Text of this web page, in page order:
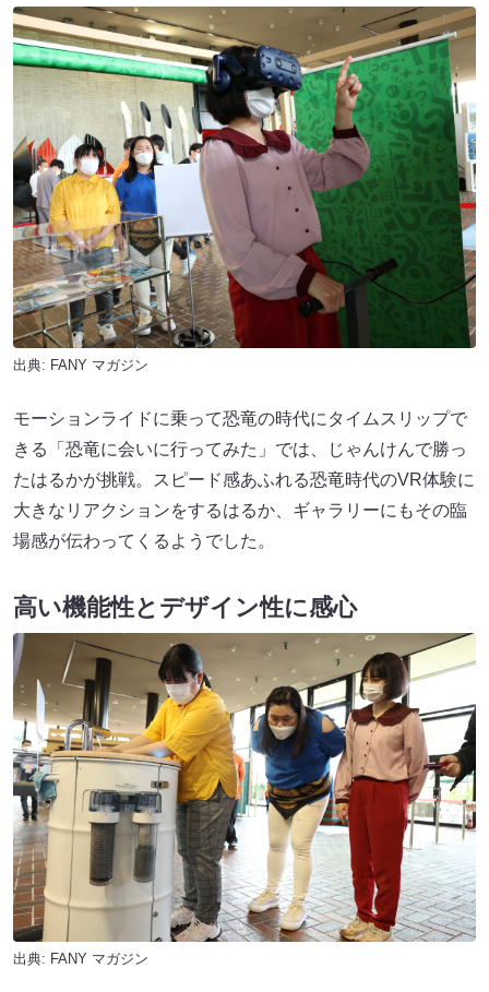
出典: FANY マガジン
モーションライドに乗って恐竜の時代にタイムスリップで
きる「恐竜に会いに行ってみた」では、じゃんけんで勝っ
たはるかが挑戦。スピード感あふれる恐竜時代のVR体験に
大きなリアクションをするはるか、ギャラリーにもその臨
場感が伝わってくるようでした。
高い機能性とデザイン性に感心
出典: FANY マガジン